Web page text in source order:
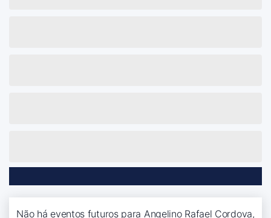
Não há eventos futuros para Angelino Rafael Cordova,